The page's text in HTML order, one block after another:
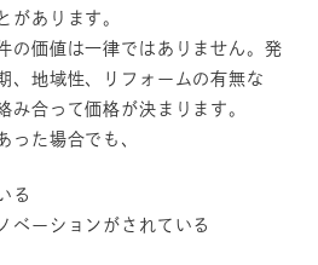
があります。
の価値は一律ではありません。発
、地域性、リフォームの有無な
み合って価格が決まります。
った場合でも、
る
ベーションがされている